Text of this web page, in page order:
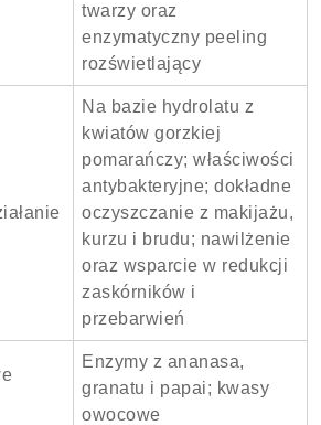
twarzy oraz
enzymatyczny peeling
rozświetlający
Na bazie hydrolatu z
kwiatów gorzkiej
pomarańczy; właściwości
antybakteryjne; dokładne
oczyszczanie z makijażu,
kurzu i brudu; nawilżenie
oraz wsparcie w redukcji
zaskórników i
przebarwień
Enzymy z ananasa,
granatu i papai; kwasy
owocowe